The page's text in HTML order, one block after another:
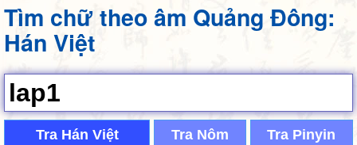
Tìm chữ theo âm Quảng Đông:
Hán Việt
Tra Hán Việt Tra Nôm Tra Pinyin